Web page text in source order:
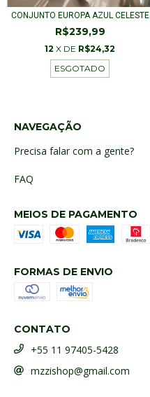
CONJUNTO EUROPA AZUL CELESTE
R$239,99
12 X DE R$24,32
ESGOTADO
NAVEGAÇÃO
Precisa falar com a gente?
FAQ
MEIOS DE PAGAMENTO
FORMAS DE ENVIO
CONTATO
+55 11 97405-5428
mzzishop@gmail.com